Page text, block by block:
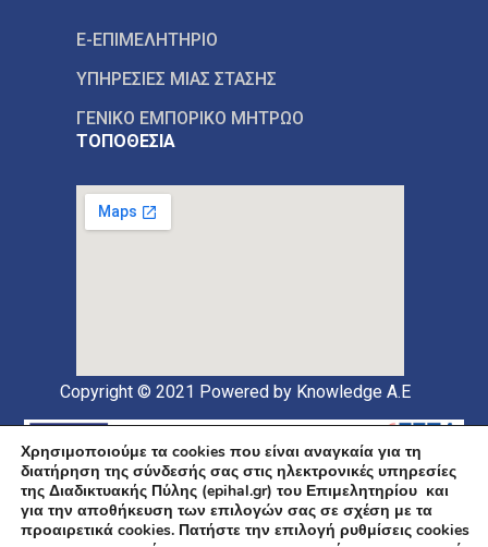
E-ΕΠΙΜΕΛΗΤΗΡΙΟ
ΥΠΗΡΕΣΙΕΣ ΜΙΑΣ ΣΤΑΣΗΣ
ΓΕΝΙΚΟ ΕΜΠΟΡΙΚΟ ΜΗΤΡΩΟ
ΤΟΠΟΘΕΣΙΑ
Copyright © 2021 Powered by Knowledge A.E
Χρησιμοποιούμε τα cookies που είναι αναγκαία για τη
διατήρηση της σύνδεσής σας στις ηλεκτρονικές υπηρεσίες
της Διαδικτυακής Πύλης (epihal.gr) του Επιμελητηρίου και
για την αποθήκευση των επιλογών σας σε σχέση με τα
προαιρετικά cookies. Πατήστε την επιλογή ρυθμίσεις cookies